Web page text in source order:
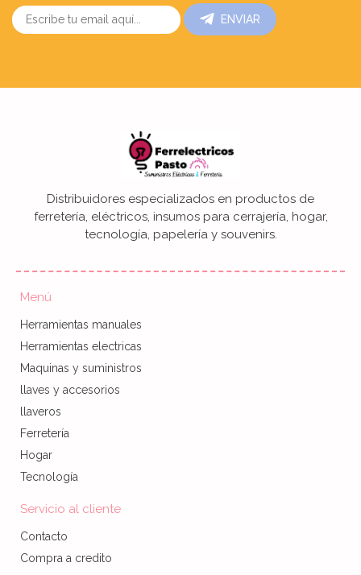
ENVIAR
Distribuidores especializados en productos de
ferretería, eléctricos, insumos para cerrajería, hogar,
tecnología, papelería y souvenirs.
Menú
Herramientas manuales
Herramientas electricas
Maquinas y suministros
llaves y accesorios
llaveros
Ferretería
Hogar
Tecnología
Servicio al cliente
Contacto
Compra a credito